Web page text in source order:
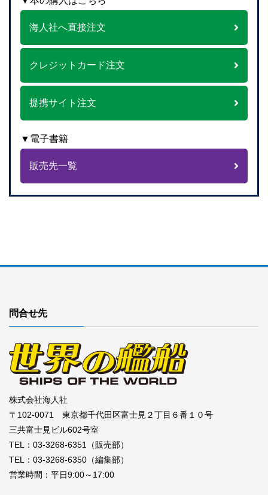
海人社へ直接注文
クレジットカード注文
提携サイト注文
▼電子書籍
販売先一覧
問合せ先
株式会社海人社
〒102-0071 東京都千代田区富士見２丁目６番１０号
三共富士見ビル602号室
TEL：03-3268-6351（販売部）
TEL：03-3268-6350（編集部）
営業時間：平日9:00～17:00